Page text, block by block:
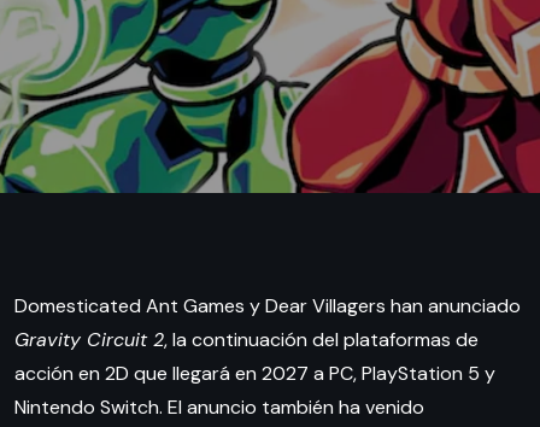
Domesticated Ant Games y Dear Villagers han anunciado
Gravity Circuit 2, la continuación del plataformas de
acción en 2D que llegará en 2027 a PC, PlayStation 5 y
Nintendo Switch. El anuncio también ha venido